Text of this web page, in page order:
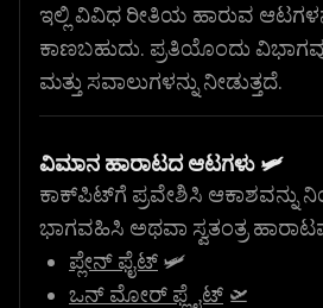
ಇಲ್ಲಿ ವಿವಿಧ ರೀತಿಯ ಹಾರುವ
ಕಾಣಬಹುದು. ಪ್ರತಿಯೊಂದು
ಮತ್ತು ಸವಾಲುಗಳನ್ನು ನೀಡುತ್ತದೆ.
ವಿಮಾನ ಹಾರಾಟದ ಆಟಗಳು 🛩️
ಕಾಕ್‌ಪಿಟ್‌ಗೆ ಪ್ರವೇಶಿಸಿ ಆಕಾಶವನ್ನು
ಭಾಗವಹಿಸಿ ಅಥವಾ ಸ್ವತಂತ್ರ
ಪ್ಲೇನ್ ಫೈಟ್ 🛩️
ಒನ್ ಮೋರ್ ಫ್ಲೈಟ್ 🛫